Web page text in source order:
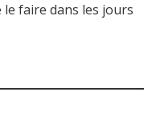
faire dans les jours